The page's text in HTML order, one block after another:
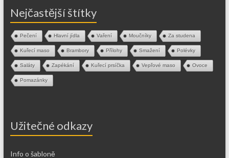
Nejčastější štítky
Pečení Hlavní jídla Vaření Moučníky Za studena
Kuřecí maso Brambory Přílohy Smažení Polévky
Saláty Zapékání Kuřecí prsíčka Vepřové maso Ovoce
Pomazánky
Užitečné odkazy
Info o šabloně